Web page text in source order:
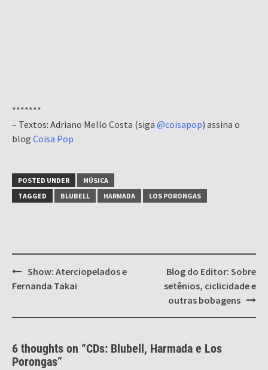
*******
– Textos: Adriano Mello Costa (siga @coisapop) assina o
blog Coisa Pop
POSTED UNDER
MÚSICA
TAGGED
BLUBELL HARMADA LOS PORONGAS
Post
navigation
Show: Aterciopelados e
Fernanda Takai
Blog do Editor: Sobre
setênios, ciclicidade e
outras bobagens
6 thoughts on “CDs: Blubell, Harmada e Los
Porongas”